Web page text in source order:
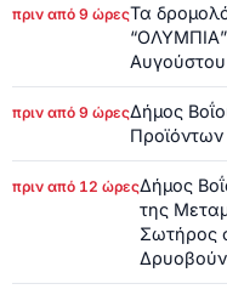
πριν από 9 ώρεςΤα
πριν από 9 ώρεςΔήμος
Προϊόντων
πριν από 12 ώρεςΔήμος
της
Σωτήρος